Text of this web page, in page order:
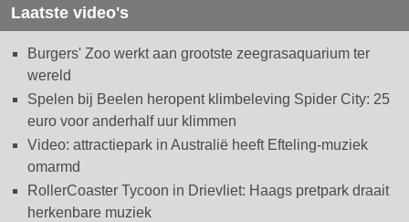
Laatste video's
Burgers' Zoo werkt aan grootste zeegrasaquarium ter
wereld
Spelen bij Beelen heropent klimbeleving Spider City: 25
euro voor anderhalf uur klimmen
Video: attractiepark in Australië heeft Efteling-muziek
omarmd
RollerCoaster Tycoon in Drievliet: Haags pretpark draait
herkenbare muziek